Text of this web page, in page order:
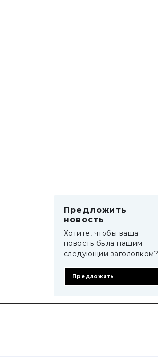
Предложить
новость
Хотите, чтобы ваша
новость была нашим
следующим заголовком?
Предложить